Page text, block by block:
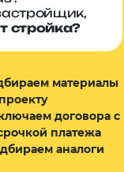
стройка?
материалы
договора с
платежа
аналоги